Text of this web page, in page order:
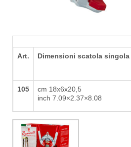
Art. Dimensioni scatola singola
105
cm 18x6x20,5
inch 7.09×2.37×8.08